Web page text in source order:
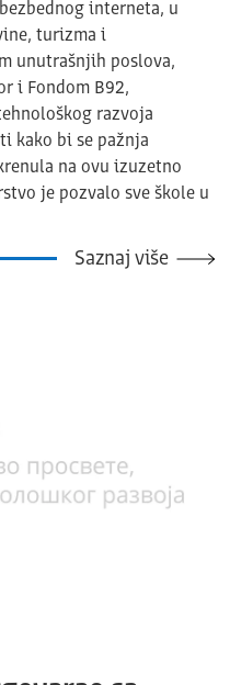
interneta, u
turizma i
unutrašnjih poslova,
i Fondom B92,
razvoja
kako bi se pažnja
na ovu izuzetno
je pozvalo sve škole u
Saznaj više